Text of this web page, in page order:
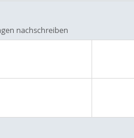
nachschreiben